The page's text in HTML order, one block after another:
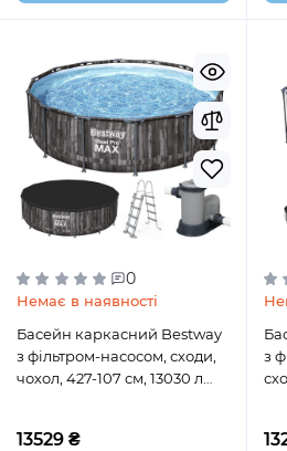
0
Немає в наявності
Басейн каркасний Bestway
з фільтром-насосом, сходи,
чохол, 427-107 см, 13030 л
13529 ₴
з